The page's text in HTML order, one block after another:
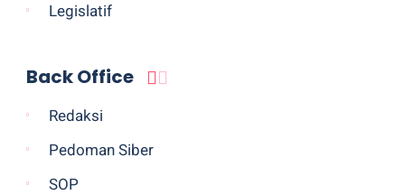
Legislatif
Back Office
Redaksi
Pedoman Siber
SOP